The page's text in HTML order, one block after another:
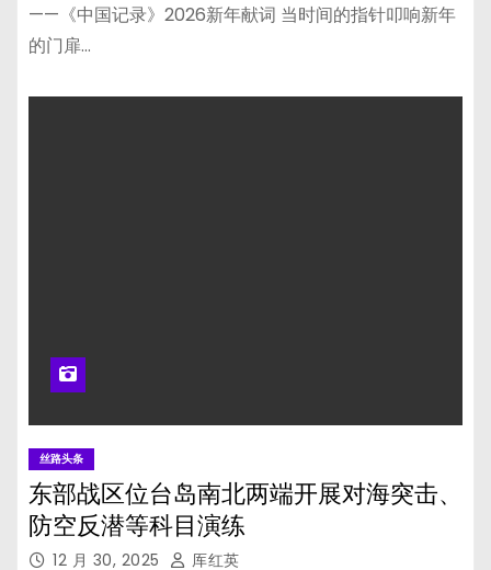
——《中国记录》2026新年献词 当时间的指针叩响新年
的门扉…
丝路头条
东部战区位台岛南北两端开展对海突击、
防空反潜等科目演练
12 月 30, 2025 厍红英